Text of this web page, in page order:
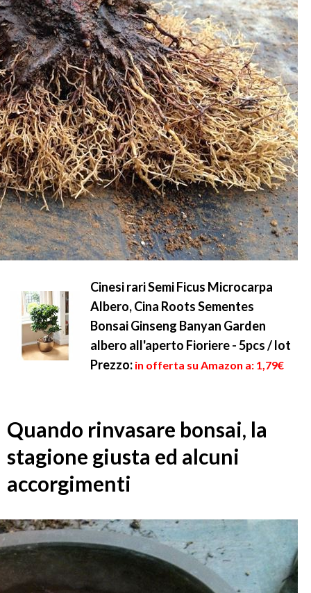
Cinesi rari Semi Ficus Microcarpa
Albero, Cina Roots Sementes
Bonsai Ginseng Banyan Garden
albero all'aperto Fioriere - 5pcs / lot
Prezzo: in offerta su Amazon a: 1,79€
Quando rinvasare bonsai, la
stagione giusta ed alcuni
accorgimenti